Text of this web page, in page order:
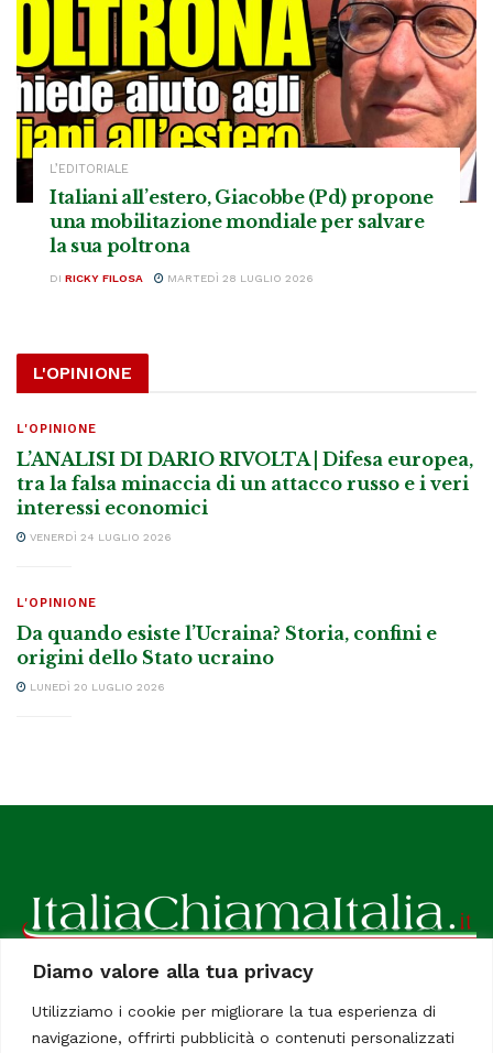
Diamo valore alla tua privacy
Utilizziamo i cookie per migliorare la tua esperienza di
navigazione, offrirti pubblicità o contenuti personalizzati
L’EDITORIALE
Italiani all’estero, Giacobbe (Pd) propone
una mobilitazione mondiale per salvare
la sua poltrona
DI RICKY FILOSA MARTEDÌ 28 LUGLIO 2026
L'OPINIONE
L'OPINIONE
L’ANALISI DI DARIO RIVOLTA | Difesa europea,
tra la falsa minaccia di un attacco russo e i veri
interessi economici
VENERDÌ 24 LUGLIO 2026
L'OPINIONE
Da quando esiste l’Ucraina? Storia, confini e
origini dello Stato ucraino
LUNEDÌ 20 LUGLIO 2026
ItaliaChiamaItalia, il TUO quotidiano online preferito.
Dedicato in particolare a tutti gli italiani residenti all'estero.